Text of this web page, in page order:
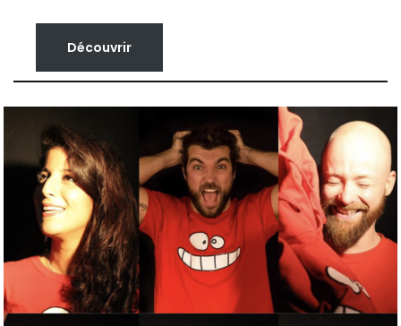
Découvrir